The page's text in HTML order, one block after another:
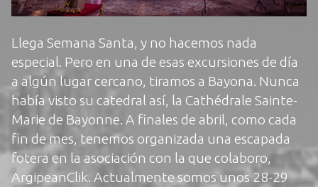
Llega Semana Santa, y no hacemos nada
especial. Pero en una de esas excursiones de día
a algún lugar cercano, tiramos a Bayona. Nunca
había visto su catedral así, la Cathédrale Sainte-
Marie de Bayonne. A finales de abril, como cada
fin de mes, tenemos organizada una escapada
fotera en la asociación con la que colaboro,
ArgipeanClik. Actualmente somos unos 28-29